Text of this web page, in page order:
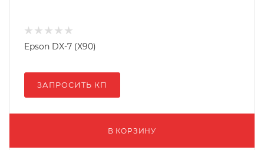
Epson DX-7 (X90)
ЗАПРОСИТЬ КП
В КОРЗИНУ